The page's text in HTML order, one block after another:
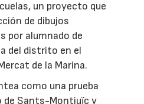
un proyecto que
de dibujos
por alumnado de
del distrito en el
de la Marina.
como una prueba
de Sants-Montjuïc y